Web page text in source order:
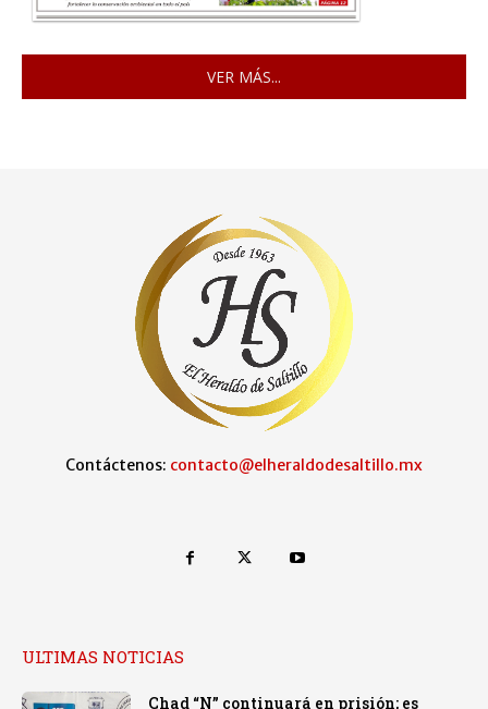
VER MÁS...
Contáctenos: contacto@elheraldodesaltillo.mx
ULTIMAS NOTICIAS
Chad “N” continuará en prisión; es